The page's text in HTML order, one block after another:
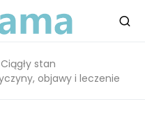
Ciągły stan
objawy i leczenie